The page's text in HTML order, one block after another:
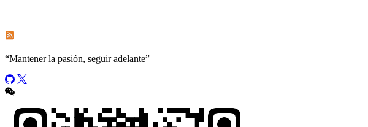
“Mantener la pasión, seguir adelante”